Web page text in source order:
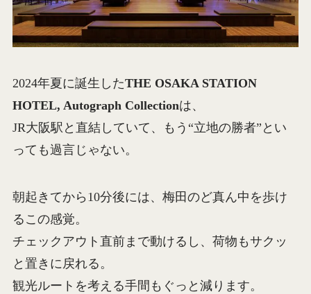
2024年夏に誕生したTHE OSAKA STATION
HOTEL, Autograph Collectionは、
JR大阪駅と直結していて、もう“立地の勝者”とい
っても過言じゃない。
朝起きてから10分後には、梅田のど真ん中を歩け
るこの感覚。
チェックアウト直前まで動けるし、荷物もサクッ
と置きに戻れる。
観光ルートを考える手間もぐっと減ります。